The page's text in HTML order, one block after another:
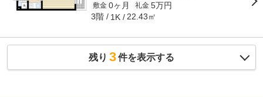
敷金 0ヶ月 礼金 5万円
3階 1K 22.43㎡
残り 3件を表示する